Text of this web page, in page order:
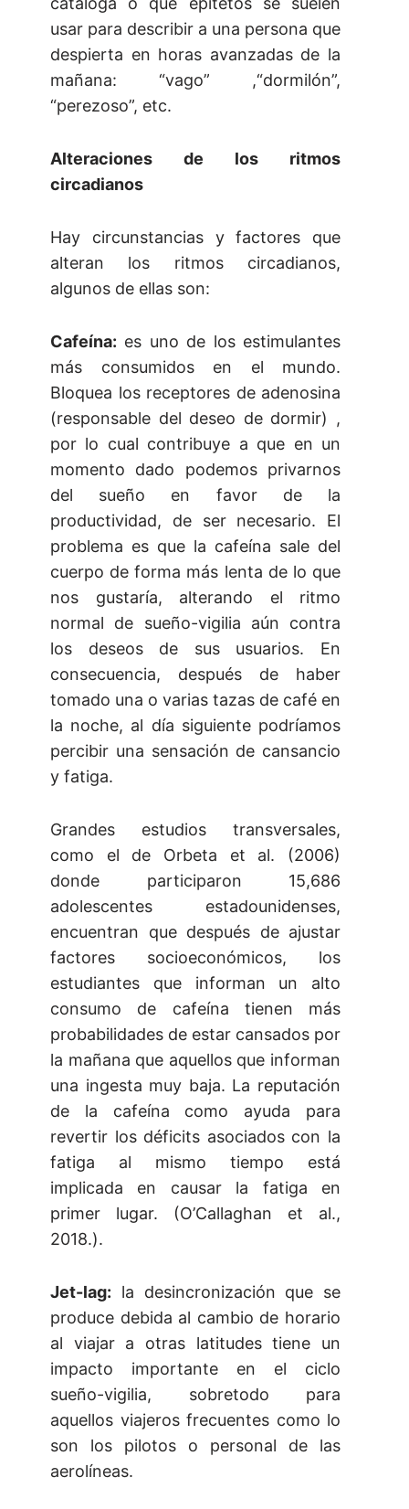
usar para describir a una persona que
despierta en horas avanzadas de la
mañana: “vago” ,“dormilón”,
“perezoso”, etc.
Alteraciones de los ritmos
circadianos
Hay circunstancias y factores que
alteran los ritmos circadianos,
algunos de ellas son:
Cafeína: es uno de los estimulantes
más consumidos en el mundo.
Bloquea los receptores de adenosina
(responsable del deseo de dormir) ,
por lo cual contribuye a que en un
momento dado podemos privarnos
del sueño en favor de la
productividad, de ser necesario. El
problema es que la cafeína sale del
cuerpo de forma más lenta de lo que
nos gustaría, alterando el ritmo
normal de sueño-vigilia aún contra
los deseos de sus usuarios. En
consecuencia, después de haber
tomado una o varias tazas de café en
la noche, al día siguiente podríamos
percibir una sensación de cansancio
y fatiga.
Grandes estudios transversales,
como el de Orbeta et al. (2006)
donde participaron 15,686
adolescentes estadounidenses,
encuentran que después de ajustar
factores socioeconómicos, los
estudiantes que informan un alto
consumo de cafeína tienen más
probabilidades de estar cansados por
la mañana que aquellos que informan
una ingesta muy baja. La reputación
de la cafeína como ayuda para
revertir los déficits asociados con la
fatiga al mismo tiempo está
implicada en causar la fatiga en
primer lugar. (O’Callaghan et al.,
2018.).
Jet-lag: la desincronización que se
produce debida al cambio de horario
al viajar a otras latitudes tiene un
impacto importante en el ciclo
sueño-vigilia, sobretodo para
aquellos viajeros frecuentes como lo
son los pilotos o personal de las
aerolíneas.